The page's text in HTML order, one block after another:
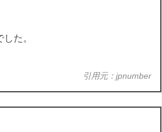
た。
引用元：jpnumber